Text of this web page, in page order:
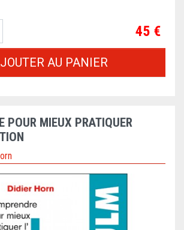
Prix
45 €
AU PANIER
POUR MIEUX PRATIQUER